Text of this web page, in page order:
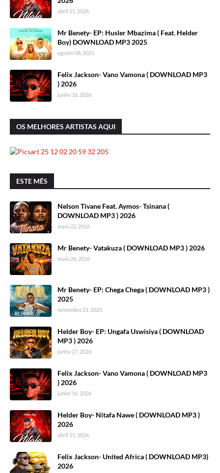
abril 15, 2026
Mr Benety- EP: Husler Mbazima ( Feat. Helder
Boy) DOWNLOAD MP3 2025
agosto 08, 2025
Felix Jackson- Vano Vamona ( DOWNLOAD MP3
) 2026
junho 16, 2026
OS MELHORES ARTISTAS AQUI
ESTE MÊS
Nelson Tivane Feat. Aymos- Tsinana (
DOWNLOAD MP3 ) 2026
maio 22, 2026
Mr Benety- Vatakuza ( DOWNLOAD MP3 ) 2026
maio 26, 2026
Mr Benety- EP: Chega Chega ( DOWNLOAD MP3 )
2025
novembro 21, 2025
Helder Boy- EP: Ungafa Uswisiya ( DOWNLOAD
MP3 ) 2026
junho 27, 2026
Felix Jackson- Vano Vamona ( DOWNLOAD MP3
) 2026
junho 16, 2026
Helder Boy- Nitafa Nawe ( DOWNLOAD MP3 )
2026
abril 15, 2026
Felix Jackson- United Africa ( DOWNLOAD MP3)
2026